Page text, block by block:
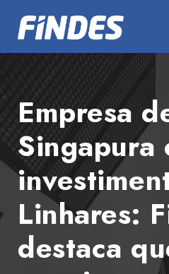
Empresa
Singapura
Linhares:
destaca